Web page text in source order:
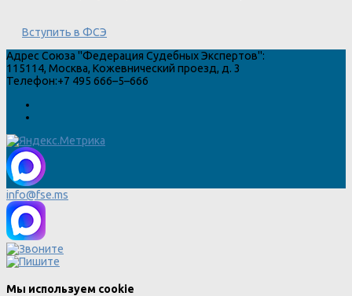
Вступить в ФСЭ
Адрес Союза "Федерация Судебных Экспертов":
115114, Москва, Кожевнический проезд, д. 3
Телефон:+7 495 666–5–666
info@fse.ms
Мы используем cookie